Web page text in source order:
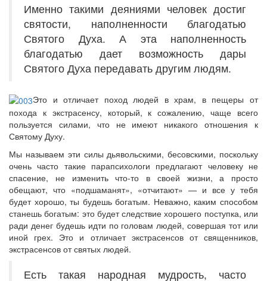
Именно такими деяниями человек достиг
святости, наполненности благодатью
Святого Духа. А эта наполненность
благодатью дает возможность дары
Святого Духа передавать другим людям.
Это и отличает поход людей в храм, в пещеры от
похода к экстрасенсу, который, к сожалению, чаще всего
пользуется силами, что не имеют никакого отношения к
Святому Духу.
Мы называем эти силы дьявольскими, бесовскими, поскольку
очень часто такие парапсихологи предлагают человеку не
спасение, не изменить что-то в своей жизни, а просто
обещают, что «подшаманят», «отчитают» — и все у тебя
будет хорошо, ты будешь богатым. Неважно, каким способом
станешь богатым: это будет следствие хорошего поступка, или
ради денег будешь идти по головам людей, совершая тот или
иной грех. Это и отличает экстрасенсов от священников,
экстрасенсов от святых людей.
Есть такая народная мудрость, часто